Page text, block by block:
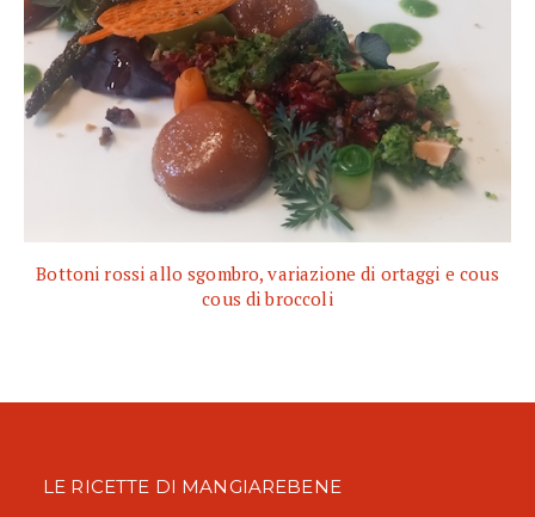
Bottoni rossi allo sgombro, variazione di ortaggi e cous
cous di broccoli
LE RICETTE DI MANGIAREBENE